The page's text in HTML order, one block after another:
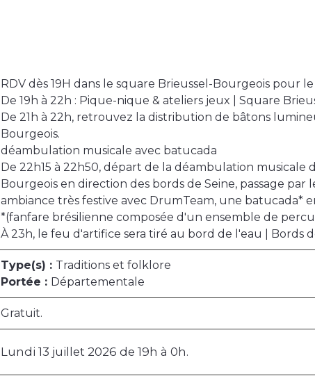
RDV dès 19H dans le square Brieussel-Bourgeois pour
De 19h à 22h : Pique-nique & ateliers jeux | Square
De 21h à 22h, retrouvez la distribution de bâtons
Bourgeois.
déambulation musicale avec batucada
De 22h15 à 22h50, départ de la déambulation musicale
Bourgeois en direction des bords de Seine, passage
ambiance très festive avec DrumTeam, une batucada*
*(fanfare brésilienne composée d'un ensemble de
À 23h, le feu d'artifice sera tiré au bord de l'eau | Bords
Type(s) : Traditions et folklore
Portée : Départementale
Gratuit.
Lundi 13 juillet 2026 de 19h à 0h.